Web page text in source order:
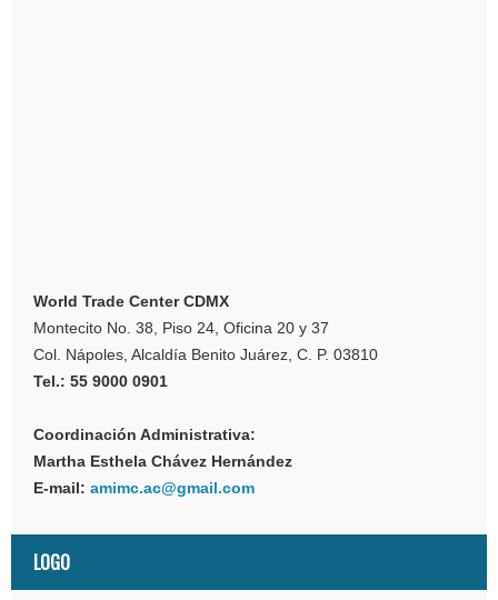
World Trade Center CDMX
Montecito No. 38, Piso 24, Oficina 20 y 37
Col. Nápoles, Alcaldía Benito Juárez, C. P. 03810
Tel.: 55 9000 0901
Coordinación Administrativa:
Martha Esthela Chávez Hernández
E-mail: amimc.ac@gmail.com
LOGO